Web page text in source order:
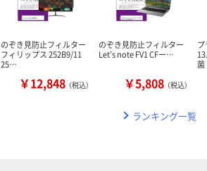
のぞき見防止フィルター
フィリップス 252B9/11
25…
￥12,848 （税込）
のぞき見防止フィルター
Let’s note FV1 CFー…
￥5,808 （税込）
ランキング一覧